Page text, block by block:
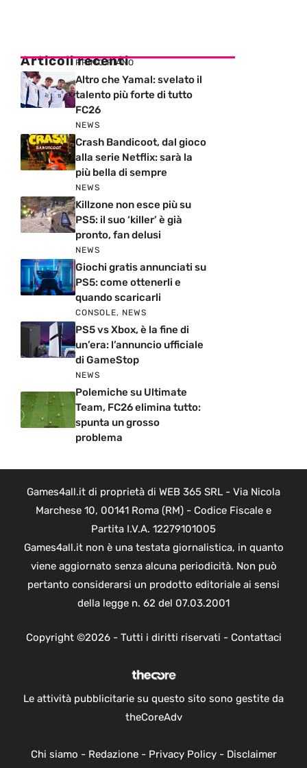
Articoli recenti
PRIMO PIANO
Altro che Yamal: svelato il
talento più forte di tutto
FC26
NEWS
Crash Bandicoot, dal gioco
alla serie Netflix: sarà la
più bella di sempre
NEWS
Killzone non esce più su
PS5: il suo ‘killer’ è già
pronto, fan delusi
NEWS
Giochi gratis annunciati su
PS5: come ottenerli e
quando scaricarli
CONSOLE, NEWS
PS5 vs Xbox, è la fine di
un’era: l’annuncio ufficiale
di GameStop
NEWS
Polemiche su Ultimate
Team, FC26 elimina tutto:
spunta un grosso
problema
Games4all.it di proprietà di WEB 365 SRL - Via Nicola
Marchese 10, 00141 Roma (RM) - Codice Fiscale e
Partita I.V.A. 12279101005
Games4all.it non è una testata giornalistica, in quanto
viene aggiornato senza alcuna periodicità. Non può
pertanto considerarsi un prodotto editoriale ai sensi
della legge n. 62 del 07.03.2001
Copyright ©2026 - Tutti i diritti riservati - Contattaci
Le attività pubblicitarie su questo sito sono gestite da
theCoreAdv
Chi siamo - Redazione- Privacy Policy- Disclaimer